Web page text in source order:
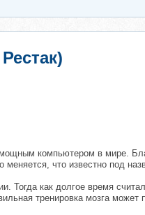
компьютером в мире.
что известно под
Тогда как долгое время
тренировка мозга может